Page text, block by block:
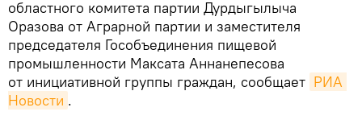
областного комитета партии Дурдыгылыча
Оразова от Аграрной партии и заместителя
председателя Гособъединения пищевой
промышленности Максата Аннанепесова
от инициативной группы граждан, сообщает РИА
Новости .